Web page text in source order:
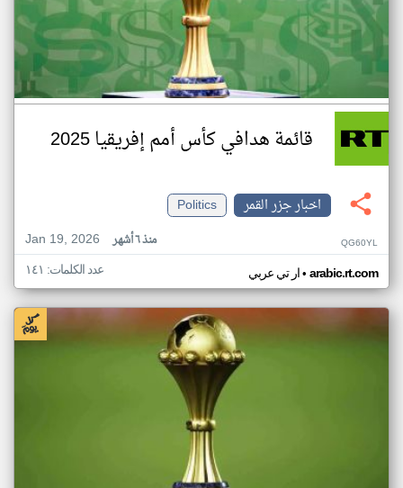
قائمة هدافي كأس أمم إفريقيا 2025
اخبار جزر القمر
Politics
Jan 19, 2026
منذ ٦ أشهر QG60YL
ار تي عربي• arabic.rt.com عدد الكلمات: ١٤١